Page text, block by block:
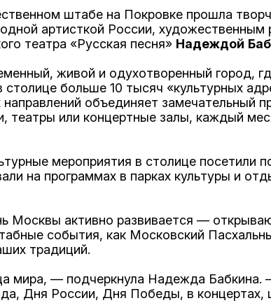
штабе на Покровке прошла
артисткой России,
театра «Русская песня» Надеждой
живой и одухотворенный город,
больше 10 тысяч «культурных
объединяет замечательный
театры или концертные залы, каждый
мероприятия в столице посетили
на программах в парках культуры и
Москвы активно развивается —
события, как Московский
традиций.
мира, — подчеркнула Надежда Бабкина.
Дня России, Дня Победы, в концертах,